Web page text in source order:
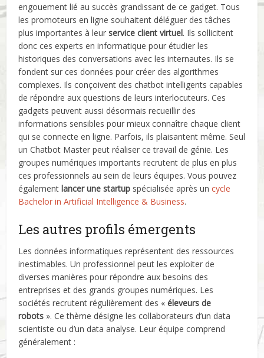
engouement lié au succès grandissant de ce gadget. Tous
les promoteurs en ligne souhaitent déléguer des tâches
plus importantes à leurservice client virtuel. Ils sollicitent
donc ces experts en informatique pour étudier les
historiques des conversations avec les internautes. Ils se
fondent sur ces données pour créer des algorithmes
complexes. Ils conçoivent des chatbot intelligents capables
de répondre aux questions de leurs interlocuteurs. Ces
gadgets peuvent aussi désormais recueillir des
informations sensibles pour mieux connaître chaque client
qui se connecte en ligne. Parfois, ils plaisantent même. Seul
un Chatbot Master peut réaliser ce travail de génie. Les
groupes numériques importants recrutent de plus en plus
ces professionnels au sein de leurs équipes. Vous pouvez
égalementlancer une startup spécialisée après uncycle
Bachelor in Artificial Intelligence & Business.
Les autres profils émergents
Les données informatiques représentent des ressources
inestimables. Un professionnel peut les exploiter de
diverses manières pour répondre aux besoins des
entreprises et des grands groupes numériques. Les
sociétés recrutent régulièrement des «éleveurs de
robots ». Ce thème désigne les collaborateurs d’un data
scientiste ou d’un data analyse. Leur équipe comprend
généralement :